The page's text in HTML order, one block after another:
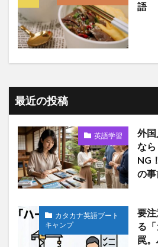
語
最近の投稿
英語学習
外
な
NG
の
カタカナ英語ブート
キャンプ
要
る
罠